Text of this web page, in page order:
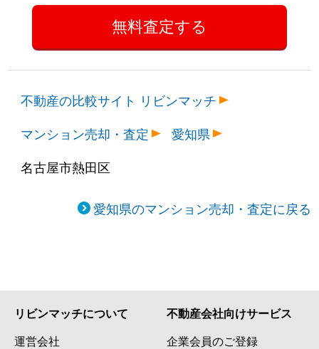
不動産の比較サイト リビンマッチ
マンション売却・査定
愛知県
名古屋市熱田区
愛知県のマンション売却・査定に戻る
リビンマッチについて
運営会社
不動産会社向けサービス
企業会員のご登録